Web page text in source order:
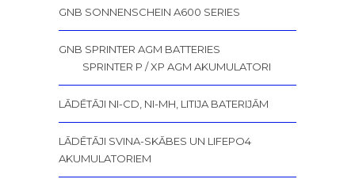
GNB SONNENSCHEIN A600 SERIES
GNB SPRINTER AGM BATTERIES
SPRINTER P / XP AGM AKUMULATORI
LĀDĒTĀJI NI-CD, NI-MH, LITIJA BATERIJĀM
LĀDĒTĀJI SVINA-SKĀBES UN LIFEPO4
AKUMULATORIEM